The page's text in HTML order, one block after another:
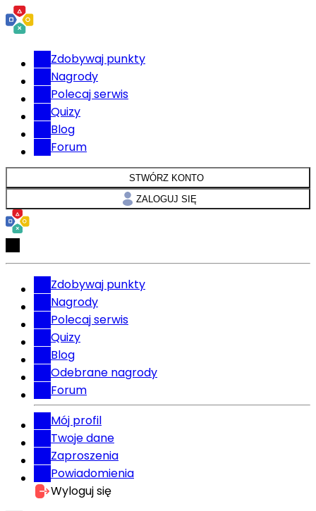
Zdobywaj punkty
Nagrody
Polecaj serwis
Quizy
Blog
Forum
STWÓRZ KONTO
ZALOGUJ SIĘ
Zdobywaj punkty
Nagrody
Polecaj serwis
Quizy
Blog
Odebrane nagrody
Forum
Mój profil
Twoje dane
Zaproszenia
Powiadomienia
Wyloguj się